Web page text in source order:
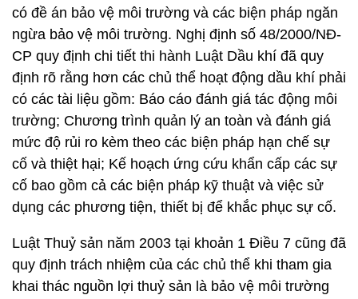
có đề án bảo vệ môi trường và các biện pháp ngăn
ngừa bảo vệ môi trường. Nghị định số 48/2000/NĐ-
CP quy định chi tiết thi hành Luật Dầu khí đã quy
định rõ rằng hơn các chủ thể hoạt động dầu khí phải
có các tài liệu gồm: Báo cáo đánh giá tác động môi
trường; Chương trình quản lý an toàn và đánh giá
mức độ rủi ro kèm theo các biện pháp hạn chế sự
cố và thiệt hại; Kế hoạch ứng cứu khẩn cấp các sự
cố bao gồm cả các biện pháp kỹ thuật và việc sử
dụng các phương tiện, thiết bị để khắc phục sự cố.
Luật Thuỷ sản năm 2003 tại khoản 1 Điều 7 cũng đã
quy định trách nhiệm của các chủ thể khi tham gia
khai thác nguồn lợi thuỷ sản là bảo vệ môi trường